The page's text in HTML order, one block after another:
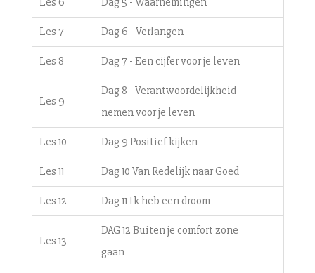
Les 7 Dag 6 - Verlangen
Les 8 Dag 7 - Een cijfer voor je leven
Les 9
Dag 8 - Verantwoordelijkheid
nemen voor je leven
Les 10 Dag 9 Positief kijken
Les 11 Dag 10 Van Redelijk naar Goed
Les 12 Dag 11 Ik heb een droom
Les 13
DAG 12 Buiten je comfort zone
gaan